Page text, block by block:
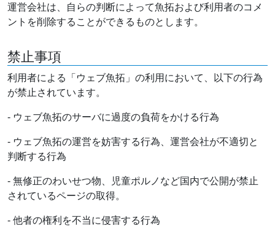
運営会社は、自らの判断によって魚拓および利用者のコメ
ントを削除することができるものとします。
禁止事項
利用者による「ウェブ魚拓」の利用において、以下の行為
が禁止されています。
- ウェブ魚拓のサーバに過度の負荷をかける行為
- ウェブ魚拓の運営を妨害する行為、運営会社が不適切と
判断する行為
- 無修正のわいせつ物、児童ポルノなど国内で公開が禁止
されているページの取得。
- 他者の権利を不当に侵害する行為